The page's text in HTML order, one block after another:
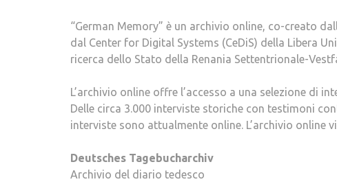
“German Memory” è un archivio online, co-creato
dal Center for Digital Systems (CeDiS) della Libera
ricerca dello Stato della Renania Settentrionale-
L’archivio online offre l’accesso a una selezione di
Delle circa 3.000 interviste storiche con testimoni
interviste sono attualmente online. L’archivio online
Deutsches Tagebucharchiv
Archivio del diario tedesco